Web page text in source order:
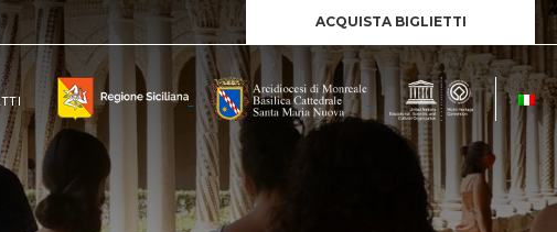
ACQUISTA BIGLIETTI